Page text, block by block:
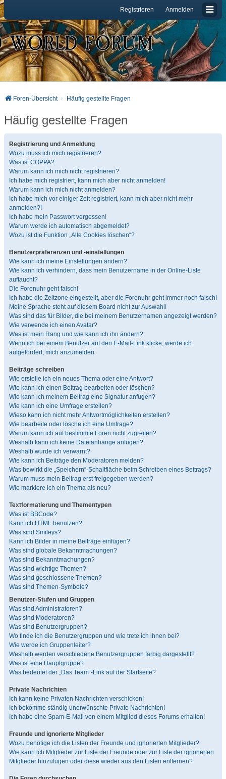
Anmelden
Registrieren
Foren-Übersicht Häufig gestellte Fragen
Häufig gestellte Fragen
Registrierung und Anmeldung
Wozu muss ich mich registrieren?
Was ist COPPA?
Warum kann ich mich nicht registrieren?
Ich habe mich registriert, kann mich aber nicht anmelden!
Warum kann ich mich nicht anmelden?
Ich habe mich vor einiger Zeit registriert, kann mich aber nicht mehr
anmelden?!
Ich habe mein Passwort vergessen!
Warum werde ich automatisch abgemeldet?
Wozu ist die Funktion „Alle Cookies löschen“?
Benutzerpräferenzen und -einstellungen
Wie kann ich meine Einstellungen ändern?
Wie kann ich verhindern, dass mein Benutzername in der Online-Liste
auftaucht?
Die Forenuhr geht falsch!
Ich habe die Zeitzone eingestellt, aber die Forenuhr geht immer noch falsch!
Meine Sprache steht auf diesem Board nicht zur Auswahl!
Was sind das für Bilder, die bei meinem Benutzernamen angezeigt werden?
Wie verwende ich einen Avatar?
Was ist mein Rang und wie kann ich ihn ändern?
Wenn ich bei einem Benutzer auf den E-Mail-Link klicke, werde ich
aufgefordert, mich anzumelden.
Beiträge schreiben
Wie erstelle ich ein neues Thema oder eine Antwort?
Wie kann ich einen Beitrag bearbeiten oder löschen?
Wie kann ich meinem Beitrag eine Signatur anfügen?
Wie kann ich eine Umfrage erstellen?
Wieso kann ich nicht mehr Antwortmöglichkeiten erstellen?
Wie bearbeite oder lösche ich eine Umfrage?
Warum kann ich auf bestimmte Foren nicht zugreifen?
Weshalb kann ich keine Dateianhänge anfügen?
Weshalb wurde ich verwarnt?
Wie kann ich Beiträge den Moderatoren melden?
Was bewirkt die „Speichern“-Schaltfläche beim Schreiben eines Beitrags?
Warum muss mein Beitrag erst freigegeben werden?
Wie markiere ich ein Thema als neu?
Textformatierung und Thementypen
Was ist BBCode?
Kann ich HTML benutzen?
Was sind Smileys?
Kann ich Bilder in meine Beiträge einfügen?
Was sind globale Bekanntmachungen?
Was sind Bekanntmachungen?
Was sind wichtige Themen?
Was sind geschlossene Themen?
Was sind Themen-Symbole?
Benutzer-Stufen und Gruppen
Was sind Administratoren?
Was sind Moderatoren?
Was sind Benutzergruppen?
Wo finde ich die Benutzergruppen und wie trete ich ihnen bei?
Wie werde ich Gruppenleiter?
Weshalb werden verschiedene Benutzergruppen farbig dargestellt?
Was ist eine Hauptgruppe?
Was bedeutet der „Das Team“-Link auf der Startseite?
Private Nachrichten
Ich kann keine Privaten Nachrichten verschicken!
Ich bekomme ständig unerwünschte Private Nachrichten!
Ich habe eine Spam-E-Mail von einem Mitglied dieses Forums erhalten!
Freunde und ignorierte Mitglieder
Wozu benötige ich die Listen der Freunde und ignorierten Mitglieder?
Wie kann ich Mitglieder zur Liste der Freunde oder zur Liste der ignorierten
Mitglieder hinzufügen oder diese wieder aus den Listen entfernen?